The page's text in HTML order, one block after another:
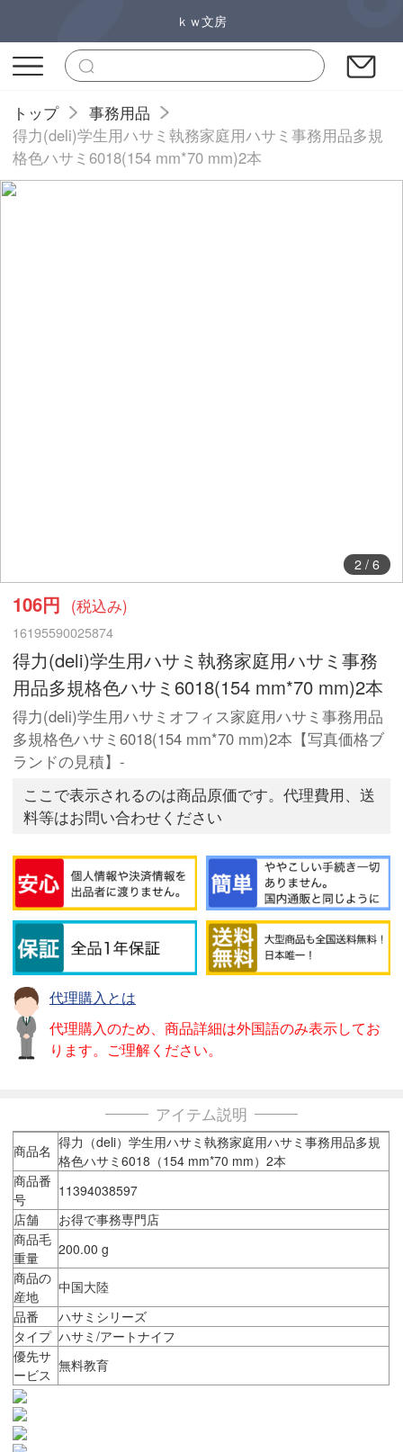
ｋｗ文房
トップ
事務用品
得力(deli)学生用ハサミ執務家庭用ハサミ事務用品多規
格色ハサミ6018(154 mm*70 mm)2本
2/ 6
106円 (税込み)
16195590025874
得力(deli)学生用ハサミ執務家庭用ハサミ事務
用品多規格色ハサミ6018(154 mm*70 mm)2本
得力(deli)学生用ハサミオフィス家庭用ハサミ事務用品
多規格色ハサミ6018(154 mm*70 mm)2本【写真価格ブ
ランドの見積】-
ここで表示されるのは商品原価です。代理費用、送
料等はお問い合わせください
代理購入とは
代理購入のため、商品詳細は外国語のみ表示してお
ります。ご理解ください。
アイテム説明
商品名 得力（deli）学生用ハサミ執務家庭用ハサミ事務用品多規
格色ハサミ6018（154 mm*70 mm）2本
商品番
号
11394038597
店舗
お得で事務専門店
商品毛
重量
200.00 g
商品の
産地
中国大陸
品番
ハサミシリーズ
タイプ ハサミ/アートナイフ
優先サ
ービス
無料教育